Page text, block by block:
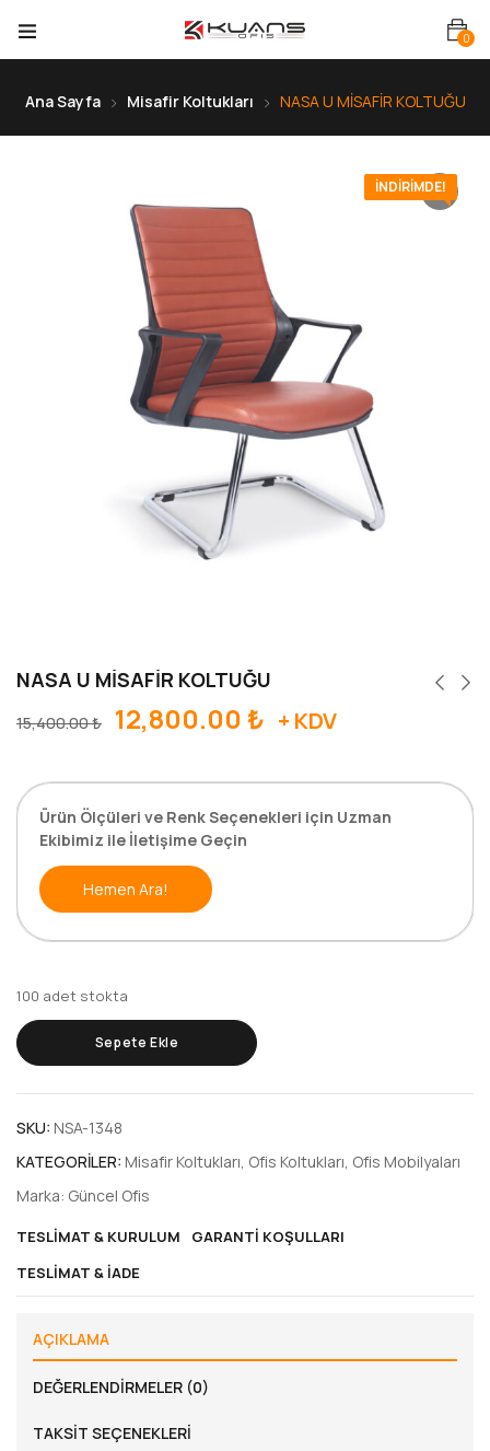
0
Ana Sayfa Misafir Koltukları NASA U MİSAFİR KOLTUĞU
İNDIRIMDE!
NASA U MİSAFİR KOLTUĞU
15,400.00₺ 12,800.00 ₺ + KDV
Ürün Ölçüleri ve Renk Seçenekleri için Uzman
Ekibimiz ile İletişime Geçin
Hemen Ara!
100 adet stokta
Sepete Ekle
SKU: NSA-1348
KATEGORILER: Misafir Koltukları, Ofis Koltukları, Ofis Mobilyaları
Marka: Güncel Ofis
TESLIMAT & KURULUM
GARANTI KOŞULLARI
TESLIMAT & İADE
AÇIKLAMA
DEĞERLENDIRMELER (0)
TAKSIT SEÇENEKLERI